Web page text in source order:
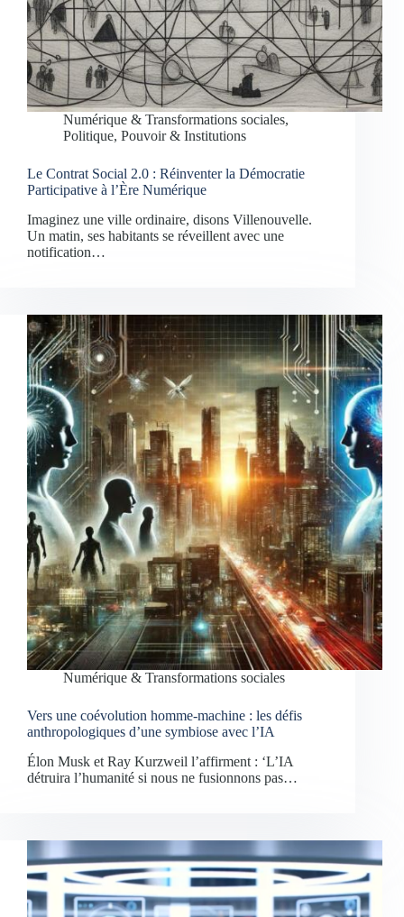
Numérique & Transformations sociales,
Politique, Pouvoir & Institutions
Le Contrat Social 2.0 : Réinventer la Démocratie
Participative à l’Ère Numérique
Imaginez une ville ordinaire, disons Villenouvelle.
Un matin, ses habitants se réveillent avec une
notification…
Numérique & Transformations sociales
Vers une coévolution homme-machine : les défis
anthropologiques d’une symbiose avec l’IA
Élon Musk et Ray Kurzweil l’affirment : ‘L’IA
détruira l’humanité si nous ne fusionnons pas…